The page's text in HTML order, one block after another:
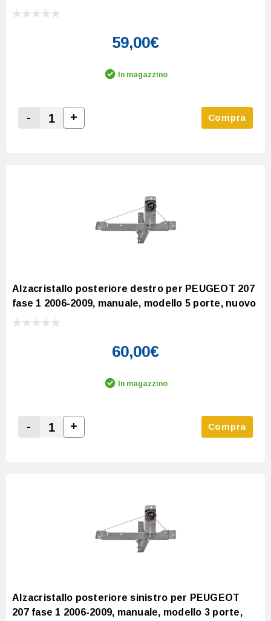
59,00€
In magazzino
Decrease Quantity:
-
Increase Quantity:
+ Compra
Alzacristallo posteriore destro per PEUGEOT 207
fase 1 2006-2009, manuale, modello 5 porte, nuovo
60,00€
In magazzino
Decrease Quantity:
-
Increase Quantity:
+ Compra
Alzacristallo posteriore sinistro per PEUGEOT
207 fase 1 2006-2009, manuale, modello 3 porte,